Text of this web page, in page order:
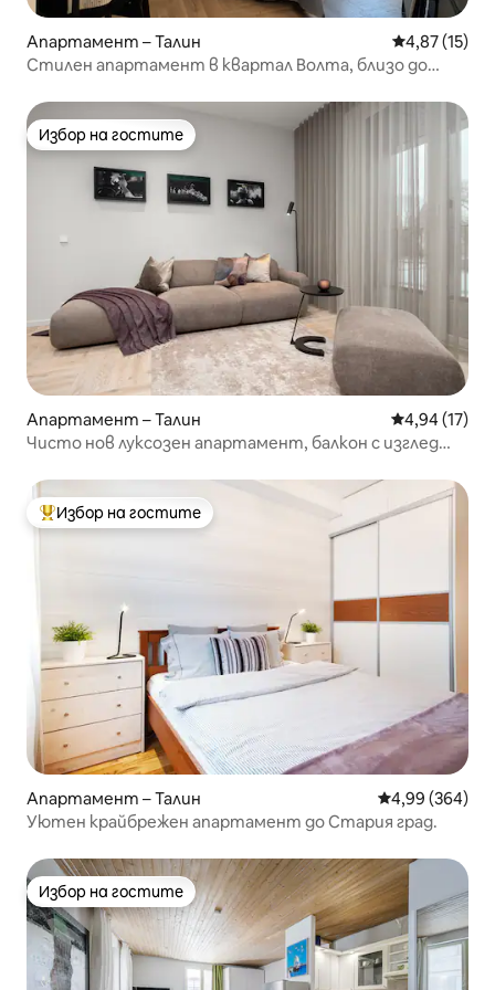
Апартамент – Талин Средна
4,87 (15)
Стилен апартамент в квартал Волта, близо до
Избор на гостите
Избор на гостите
Апартамент – Талин Средна
4,94 (17)
Чисто нов луксозен апартамент, балкон с изглед
Най-популярен избор на гостите
Избор на гостите
Апартамент – Талин Средна
4,99 (364)
Уютен крайбрежен апартамент до Стария град.
Избор на гостите
Избор на гостите